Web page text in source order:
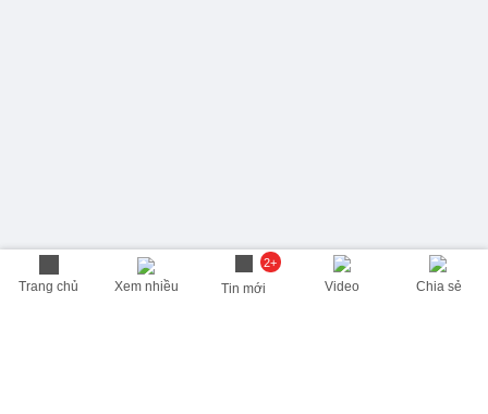
Trang chủ Xem nhiều
2+
Tin mới Video Chia sẻ